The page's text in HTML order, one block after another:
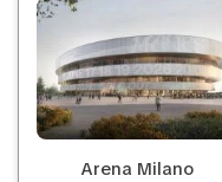
Arena Milano